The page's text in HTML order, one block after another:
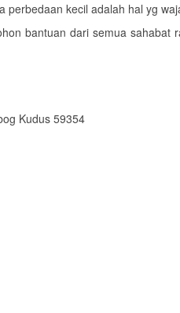
kecil adalah hal yg
bantuan dari semua sahabat
Kudus 59354